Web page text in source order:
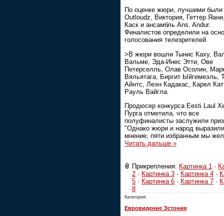
По оценке жюри, лучшими были
Outloudz, Виктория, Геттер
Каск и ансамбль Ans. Andur.
Финалистов определили на
голосования телезрителей.
>В жюри вошли Тынис Каху,
Вальме, Эда-Инес Этти, Ове
Петерселль, Олав Осолин,
Вяльятага, Биргит Ыйгемеэль,
Айнтс, Леэн Кадакас, Карел
Рауль Вайгла.
Продюсер конкурса Eesti Laul
Пурга отметила, что все
полуфиналисты заслужили
"Однако жюри и народ
мнение, пяти избранным мы
Читать дальше »
Прикрепления: Картинка 1 ·
2 · Картинка 3 · Картинка 4 ·
5 · Картинка 6 · Картинка 7 ·
8
Категория:
Евровидение Эстония